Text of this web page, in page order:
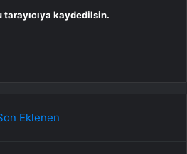
kaydedilsin.
Eklenen